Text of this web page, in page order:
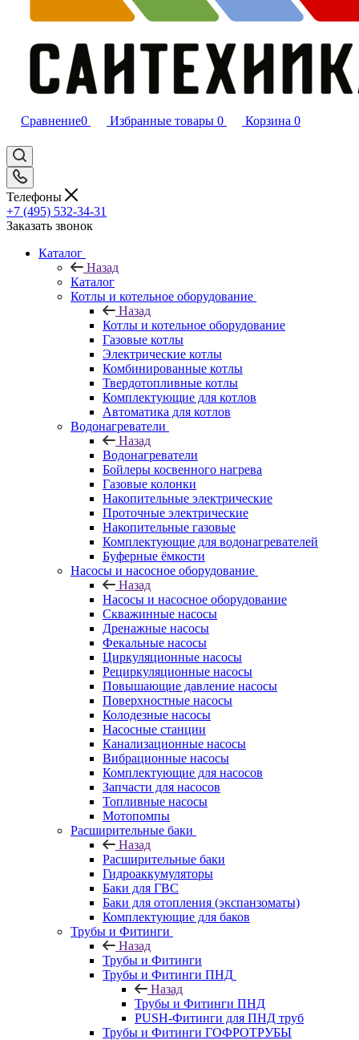
Сравнение0 Избранные товары 0 Корзина 0
Телефоны
+7 (495) 532‑34‑31
Заказать звонок
Каталог
Назад
Каталог
Котлы и котельное оборудование
Назад
Котлы и котельное оборудование
Газовые котлы
Электрические котлы
Комбинированные котлы
Твердотопливные котлы
Комплектующие для котлов
Автоматика для котлов
Водонагреватели
Назад
Водонагреватели
Бойлеры косвенного нагрева
Газовые колонки
Накопительные электрические
Проточные электрические
Накопительные газовые
Комплектующие для водонагревателей
Буферные ёмкости
Насосы и насосное оборудование
Назад
Насосы и насосное оборудование
Скважинные насосы
Дренажные насосы
Фекальные насосы
Циркуляционные насосы
Рециркуляционные насосы
Повышающие давление насосы
Поверхностные насосы
Колодезные насосы
Насосные станции
Канализационные насосы
Вибрационные насосы
Комплектующие для насосов
Запчасти для насосов
Топливные насосы
Мотопомпы
Расширительные баки
Назад
Расширительные баки
Гидроаккумуляторы
Баки для ГВС
Баки для отопления (экспанзоматы)
Комплектующие для баков
Трубы и Фитинги
Назад
Трубы и Фитинги
Трубы и Фитинги ПНД
Назад
Трубы и Фитинги ПНД
PUSH-Фитинги для ПНД труб
Трубы и Фитинги ГОФРОТРУБЫ